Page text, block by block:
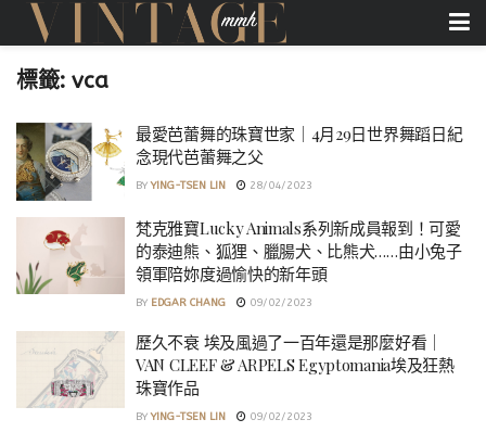
標籤:vca
最愛芭蕾舞的珠寶世家｜4月29日世界舞蹈日紀
念現代芭蕾舞之父
BY YING-TSEN LIN 28/04/2023
梵克雅寶Lucky Animals系列新成員報到！可愛
的泰迪熊、狐狸、臘腸犬、比熊犬……由小兔子
領軍陪妳度過愉快的新年頭
BY EDGAR CHANG 09/02/2023
歷久不衰 埃及風過了一百年還是那麼好看｜
VAN CLEEF & ARPELS Egyptomania埃及狂熱
珠寶作品
BY YING-TSEN LIN 09/02/2023